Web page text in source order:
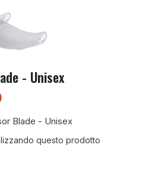
- Unisex
Blade - Unisex
questo prodotto